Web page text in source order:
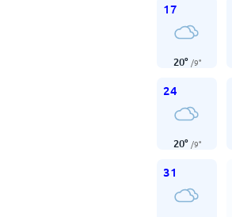
17
20° /9°
24
20° /9°
31